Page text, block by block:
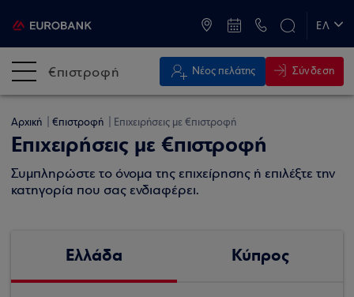
ΕΛ
€πιστροφή Νέος πελάτης Σύνδεση
Αρχική €πιστροφή Επιχειρήσεις με €πιστροφή
Επιχειρήσεις με €πιστροφή
Συμπληρώστε το όνομα της επιχείρησης ή επιλέξτε την
κατηγορία που σας ενδιαφέρει.
Ελλάδα Κύπρος